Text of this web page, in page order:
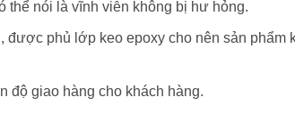
thể nói là vĩnh viễn không bị hư hỏng.
phủ lớp keo epoxy cho nên sản phẩm
độ giao hàng cho khách hàng.